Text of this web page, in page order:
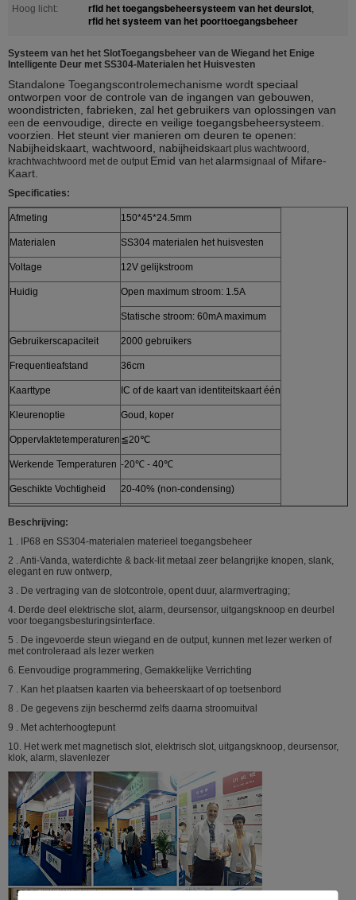
Hoog licht:
rfid het toegangsbeheersysteem van het deurslot,
rfid het systeem van het poorttoegangsbeheer
Systeem van het het SlotToegangsbeheer van de Wiegand het Enige
Intelligente Deur met SS304-Materialen het Huisvesten
Standalone Toegangscontrolemechanisme wordt speciaal
ontworpen voor de controle van de ingangen van gebouwen,
woondistricten, fabrieken, zal het gebruikers van oplossingen van
een de eenvoudige, directe en veilige toegangsbeheersysteem.
voorzien. Het steunt vier manieren om deuren te openen:
Nabijheidskaart, wachtwoord, nabijheidskaart plus wachtwoord,
krachtwachtwoord met de output Emid van het alarmsignaal of Mifare-
Kaart
Specificaties:
Afmeting 150*45*24.5mm
Materialen SS304 materialen het huisvesten
Voltage 12V gelijkstroom
Huidig Open maximum stroom: 1.5A
Statische stroom: 60mA maximum
Gebruikerscapaciteit 2000 gebruikers
Frequentieafstand 36cm
Kaarttype IC of de kaart van identiteitskaart één
Kleurenoptie Goud, koper
Oppervlaktetemperaturen ≦20℃
Werkende Temperaturen -20℃ - 40℃
Geschikte Vochtigheid 20-40% (non-condensing)
De tijd van het deurrelais 1-99S
Gewicht: 0.45kg
Standaardverpakking: 30pc
Kartonsgrootte: 54L * 20W * 30.5H (cm
Beschrijving:
1 . IP68 en SS304-materialen materieel toegangsbeheer
2 . Anti-Vanda, waterdichte & back-lit metaal zeer belangrijke knopen, slank,
elegant en ruw ontwerp,
3 . De vertraging van de slotcontrole, opent duur, alarmvertraging;
4. Derde deel elektrische slot, alarm, deursensor, uitgangsknoop en deurbel
voor toegangsbesturingsinterface.
5 . De ingevoerde steun wiegand en de output, kunnen met lezer werken of
met controleraad als lezer werken
6. Eenvoudige programmering, Gemakkelijke Verrichting
7 . Kan het plaatsen kaarten via beheerskaart of op toetsenbord
8 . De gegevens zijn beschermd zelfs daarna stroomuitval
9 . Met achterhoogtepunt
10. Het werk met magnetisch slot, elektrisch slot, uitgangsknoop, deursensor,
klok, alarm, slavenlezer